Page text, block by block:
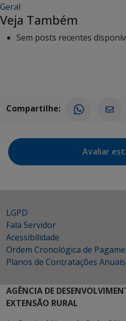
Geral
Veja Também
Sem posts recentes
Compartilhe:
Avaliar
LGPD
Fala Servidor
Acessibilidade
Ordem Cronológica de
Planos de Contratações Anuais
AGÊNCIA DE
EXTENSÃO RURAL